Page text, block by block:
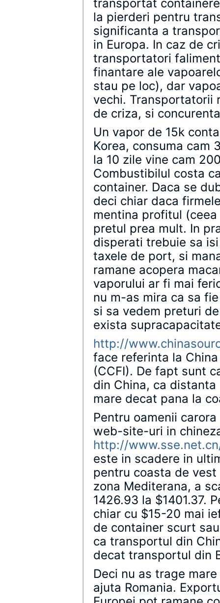
transportat
la pierderi pentru
significanta a
in Europa. In caz de
transportatori
finantare ale
stau pe loc), dar
vechi. Transportatorii
de criza, si
Un vapor de 15k
Korea, consuma cam
la 10 zile vine cam
Combustibilul costa
container. Daca se
deci chiar daca
mentina profitul
pretul prea mult. In
disperati trebuie sa
taxele de port, si
ramane acopera
vaporului ar fi mai
nu m-as mira ca sa
si sa vedem preturi
exista
http://
face referinta la
(CCFI). De fapt sunt
din China, ca distanta
mare decat pana la
Pentru oamenii
web-site-uri in
http://
este in scadere in
pentru coasta de
zona Mediterana, a
1426.93 la $1401.37.
chiar cu $15-20 mai
de container scurt
ca transportul din
decat transportul din
Deci nu as trage
ajuta Romania.